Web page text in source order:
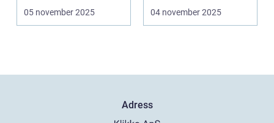
kapacitet att lösa
05 november 2025
Global ...
04 november 2025
Adress